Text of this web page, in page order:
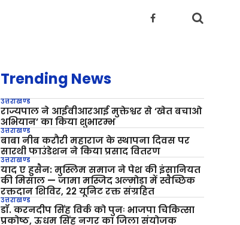
Trending News
उत्तराखण्ड
राज्यपाल ने आईवीआरआई मुक्तेश्वर से ‘खेत बचाओ
अभियान’ का किया शुभारम्भ
उत्तराखण्ड
बाबा नीब करौरी महाराज के स्थापना दिवस पर
सारथी फाउंडेशन ने किया प्रसाद वितरण
उत्तराखण्ड
याद ए हुसैन: मुस्लिम समाज ने पेश की इंसानियत
की मिसाल — जामा मस्जिद अल्मोड़ा में स्वैच्छिक
रक्तदान शिविर, 22 यूनिट रक्त संग्रहित
उत्तराखण्ड
डॉ. करनदीप सिंह विर्क को पुनः भाजपा चिकित्सा
प्रकोष्ठ, ऊधम सिंह नगर का जिला संयोजक